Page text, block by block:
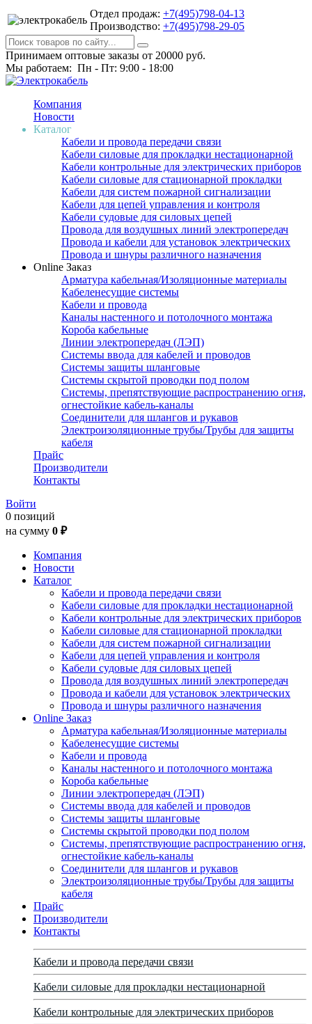
Отдел продаж: +7(495)798-04-13
Производство: +7(495)798-29-05
Принимаем оптовые заказы от 20000 руб.
Мы работаем: Пн - Пт: 9:00 - 18:00
Компания
Новости
Каталог
Кабели и провода передачи связи
Кабели силовые для прокладки нестационарной
Кабели контрольные для электрических приборов
Кабели силовые для стационарной прокладки
Кабели для систем пожарной сигнализации
Кабели для цепей управления и контроля
Кабели судовые для силовых цепей
Провода для воздушных линий электропередач
Провода и кабели для установок электрических
Провода и шнуры различного назначения
Online Заказ
Арматура кабельная/Изоляционные материалы
Кабеленесущие системы
Кабели и провода
Каналы настенного и потолочного монтажа
Короба кабельные
Линии электропередач (ЛЭП)
Системы ввода для кабелей и проводов
Системы защиты шланговые
Системы скрытой проводки под полом
Системы, препятствующие распространению огня,
огнестойкие кабель-каналы
Соединители для шлангов и рукавов
Электроизоляционные трубы/Трубы для защиты
кабеля
Прайс
Производители
Контакты
Войти
0 позиций
на сумму 0 ₽
Компания
Новости
Каталог
Кабели и провода передачи связи
Кабели силовые для прокладки нестационарной
Кабели контрольные для электрических приборов
Кабели силовые для стационарной прокладки
Кабели для систем пожарной сигнализации
Кабели для цепей управления и контроля
Кабели судовые для силовых цепей
Провода для воздушных линий электропередач
Провода и кабели для установок электрических
Провода и шнуры различного назначения
Online Заказ
Арматура кабельная/Изоляционные материалы
Кабеленесущие системы
Кабели и провода
Каналы настенного и потолочного монтажа
Короба кабельные
Линии электропередач (ЛЭП)
Системы ввода для кабелей и проводов
Системы защиты шланговые
Системы скрытой проводки под полом
Системы, препятствующие распространению огня,
огнестойкие кабель-каналы
Соединители для шлангов и рукавов
Электроизоляционные трубы/Трубы для защиты
кабеля
Прайс
Производители
Контакты
Кабели и провода передачи связи
Кабели силовые для прокладки нестационарной
Кабели контрольные для электрических приборов